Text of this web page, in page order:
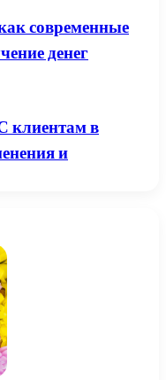
современные
денег
клиентам в
и